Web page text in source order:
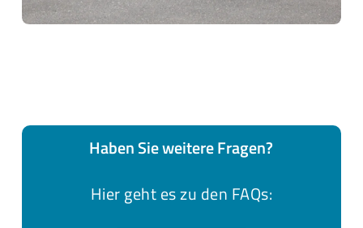
Haben Sie weitere Fragen?
Hier geht es zu den FAQs: